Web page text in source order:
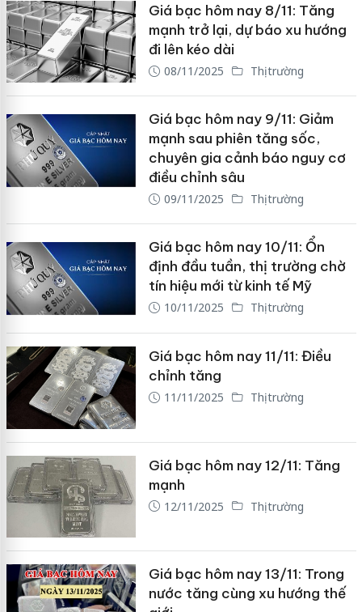
Giá bạc hôm nay 8/11: Tăng
mạnh trở lại, dự báo xu hướng
đi lên kéo dài
08/11/2025 Thị trường
Giá bạc hôm nay 9/11: Giảm
mạnh sau phiên tăng sốc,
chuyên gia cảnh báo nguy cơ
điều chỉnh sâu
09/11/2025 Thị trường
Giá bạc hôm nay 10/11: Ổn
định đầu tuần, thị trường chờ
tín hiệu mới từ kinh tế Mỹ
10/11/2025 Thị trường
Giá bạc hôm nay 11/11: Điều
chỉnh tăng
11/11/2025 Thị trường
Giá bạc hôm nay 12/11: Tăng
mạnh
12/11/2025 Thị trường
Giá bạc hôm nay 13/11: Trong
nước tăng cùng xu hướng thế